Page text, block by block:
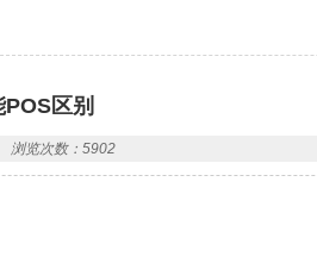
区别
浏览次数：5902